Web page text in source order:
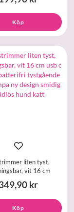
Köp
liten tyst,
vit 16 cm
kr
Köp